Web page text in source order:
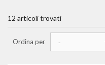
12 articoli trovati
Ordina per